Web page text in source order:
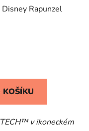
Rapunzel
KOŠÍKU
v ikoneckém